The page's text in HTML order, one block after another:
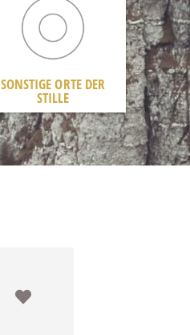
SONSTIGE ORTE DER
STILLE